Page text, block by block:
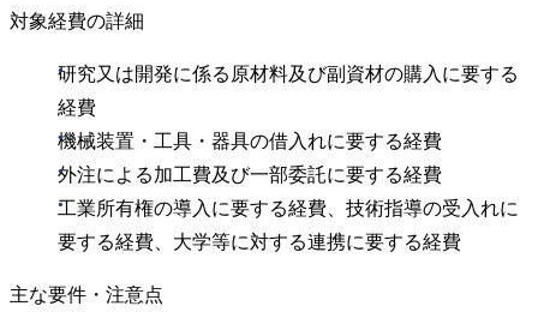
対象経費の詳細
研究又は開発に係る原材料及び副資材の購入に要する
経費
機械装置・工具・器具の借入れに要する経費
外注による加工費及び一部委託に要する経費
工業所有権の導入に要する経費、技術指導の受入れに
要する経費、大学等に対する連携に要する経費
主な要件・注意点